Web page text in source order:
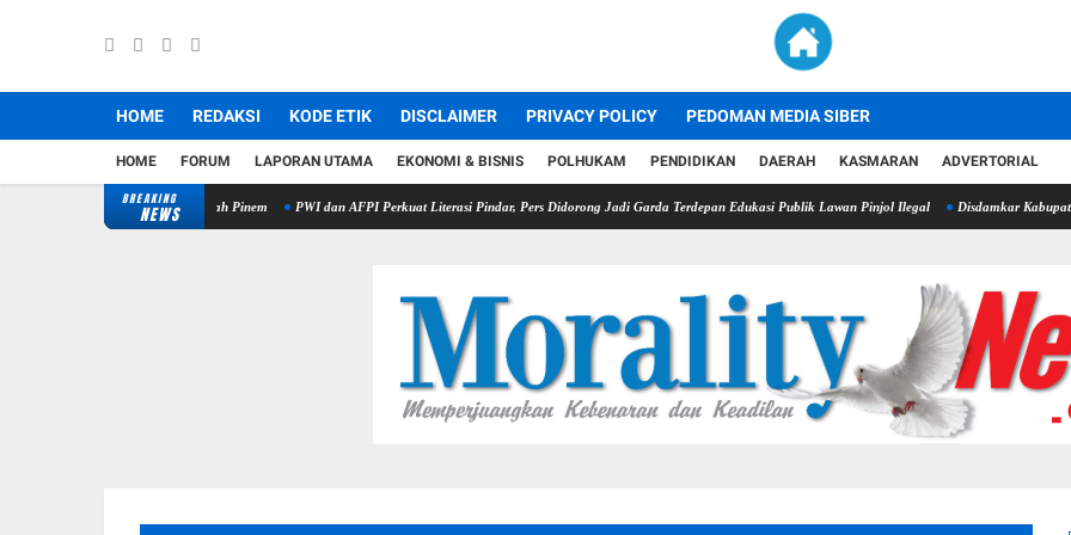
HOME REDAKSI KODE ETIK DISCLAIMER PRIVACY POLICY PEDOMAN MEDIA SIBER
HOME FORUM LAPORAN UTAMA EKONOMI & BISNIS POLHUKAM PENDIDIKAN DAERAH KASMARAN ADVERTORIAL
BREAKING
NEWS
Berujung Maut di Tanah Pinem PWI dan AFPI Perkuat Literasi Pindar, Pers Didorong Jadi Garda Terdepan Edukasi Publik Lawan Pinjol Ilegal Disdamkar Kabupaten Bekasi